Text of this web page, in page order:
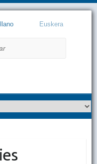
Euskera